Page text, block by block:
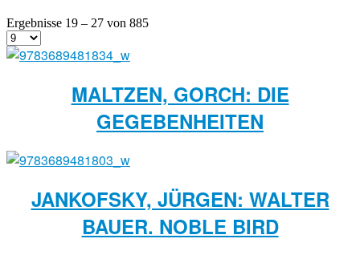
Ergebnisse 19 – 27 von 885
MALTZEN, GORCH: DIE
GEGEBENHEITEN
JANKOFSKY, JÜRGEN: WALTER
BAUER. NOBLE BIRD